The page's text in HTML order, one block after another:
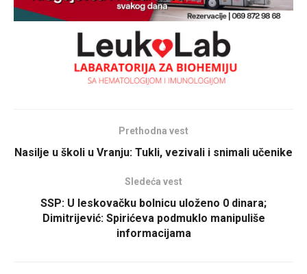
Prethodna vest
Nasilje u školi u Vranju: Tukli, vezivali i snimali učenike
Sledeća vest
SSP: U leskovačku bolnicu uloženo 0 dinara;
Dimitrijević: Spirićeva podmuklo manipuliše
informacijama